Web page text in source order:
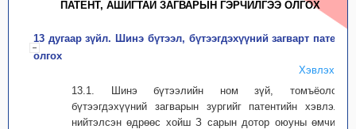
ПАТЕНТ, АШИГТАЙ ЗАГВАРЫН ГЭРЧИЛГЭЭ ОЛГОХ
13 дугаар зүйл. Шинэ бүтээл, бүтээгдэхүүний загварт патент
олгох
Хэвлэх
13.1. Шинэ бүтээлийн ном зүй, томъёолол,
бүтээгдэхүүний загварын зургийг патентийн хэвлэлд
нийтэлсэн өдрөөс хойш З сарын дотор оюуны өмчийн